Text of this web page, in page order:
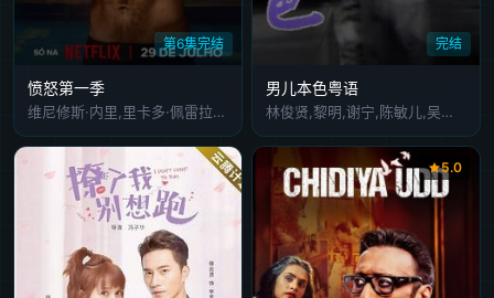
第6集完结
愤怒第一季
维尼修斯·内里,里卡多·佩雷拉,比安卡·孔帕拉托
完结
男儿本色粤语
林俊贤,黎明,谢宁,陈敏儿,吴孟达
5.0